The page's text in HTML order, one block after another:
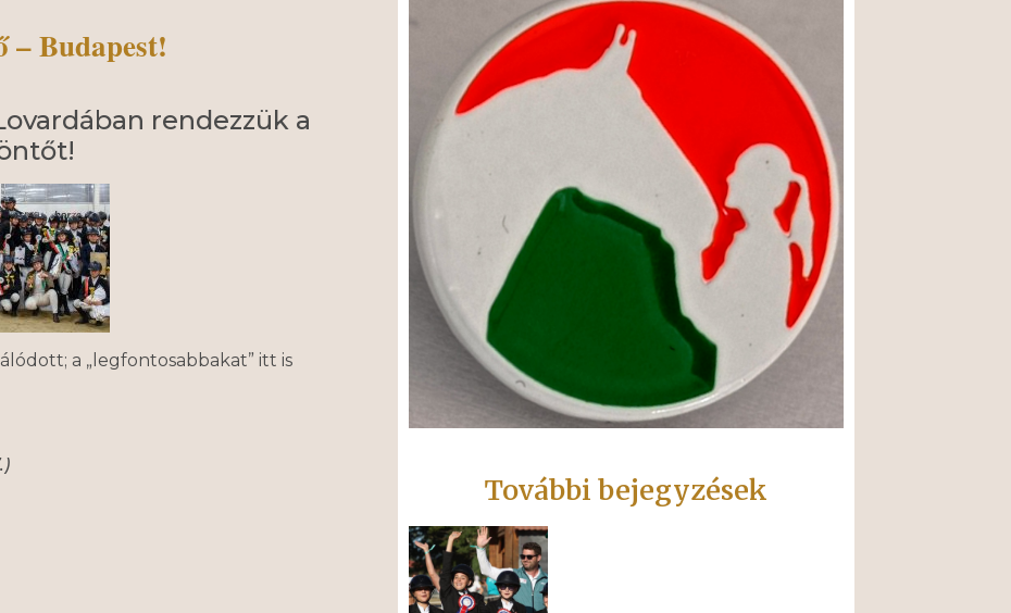
– Budapest!
rendezzük a
a „legfontosabbakat” itt is
További bejegyzések